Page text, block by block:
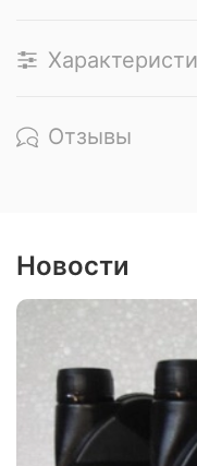
Отзывы
Новости